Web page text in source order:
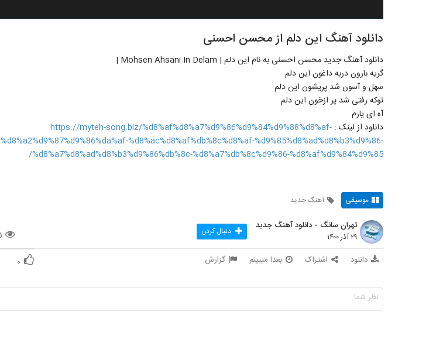
دانلود آهنگ این دلم از محسن احسنی
دانلود آهنگ جدید محسن احسنی به نام این دلم | Mohsen Ahsani In Delam |
گریه بارون دربه داغون این دلم
سهل و آسون شد پریشون این دلم
توکه رفتی شد پر ازخون این دلم
آه ای یارم
دانلود از لینک : https://myteh-song.biz/%d8%af%d8%a7%d9%86%d9%84%d9%88%d8%af-
%d8%a2%d9%87%d9%86%da%af-%d8%ac%d8%af%db%8c%d8%af-%d9%85%d8%ad%d8%b3%d9%86-
%d8%a7%d8%ad%d8%b3%d9%86%db%8c-%d8%a7%db%8c%d9%86-%d8%af%d9%84%d9%85/
موسیقی آهنگ جدید
۱۰۵
تهران سانگ - دانلود آهنگ جدید
۲۹ آذر ۱۴۰۰ دنبال کردن
دانلود اشتراک بعدا میبینم گزارش ۰